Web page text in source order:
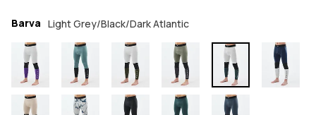
Barva Light Grey/Black/Dark Atlantic